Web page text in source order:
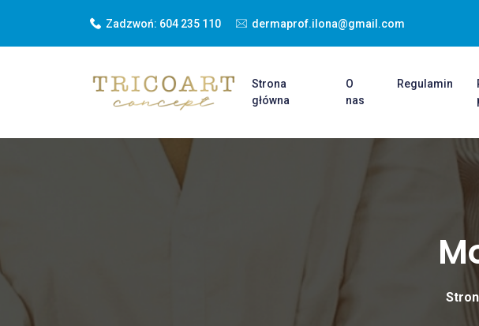
Zadzwoń: 604 235 110 dermaprof.ilona@gmail.com
Strona
główna
O
nas
Regulamin